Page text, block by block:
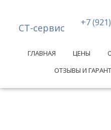
СТ-сервис +7
ГЛАВНАЯ ЦЕНЫ
ОТЗЫВЫ И